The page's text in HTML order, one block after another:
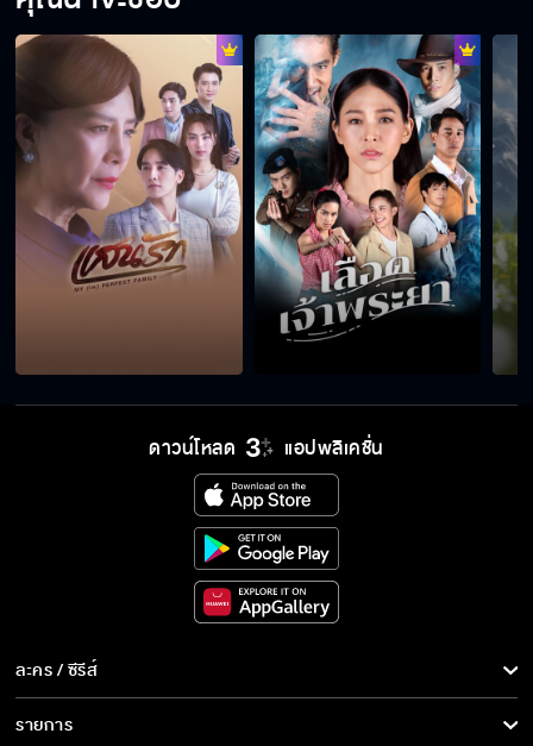
เดินเข้ามาตกหลุมเองโดยไม่ต้องออกแรง
มีพลังงานบางอย่าง
จะพาแก้วไปไหนต้องบอกผมก่อน
หนูไม่ใช่ 18 มงกุฎ
สาบาน ถ้าพี่โกหกขอให้พี่ตายตรงนี้เลย
พี่เป็นคนแรกเลยนะพี่ชมว่าแก้วสวย
ดาวน์โหลด แอปพลิเคชั่น
ละคร / ซีรีส์
ละคร/ซีรีส์
รายการ